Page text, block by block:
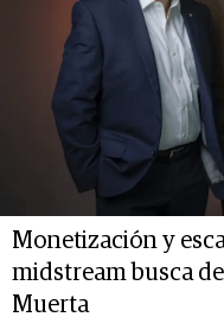
Monetización y
midstream busca
Muerta